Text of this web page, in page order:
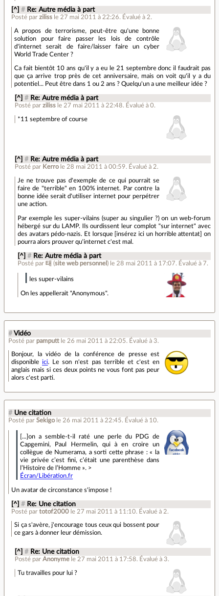
[^] # Re: Autre média à part
Posté parziliss le 27 mai 2011 à 22:26. Évalué à 2.
A propos de terrorisme, peut-être qu'une bonne
solution pour faire passer les lois de contrôle
d'internet serait de faire/laisser faire un cyber
World Trade Center ?
Ca fait bientôt 10 ans qu'il y a eu le 21 septembre donc il faudrait pas
que ça arrive trop près de cet anniversaire, mais on voit qu'il y a du
potentiel... Peut être dans 1 ou 2 ans ? Quelqu'un a une meilleur idée ?
[^] # Re: Autre média à part
Posté par ziliss le 27 mai 2011 à 22:48. Évalué à 0.
*11 septembre of course
[^] # Re: Autre média à part
Posté par Kerro le 28 mai 2011 à 00:59. Évalué à 2.
Je ne trouve pas d'exemple de ce qui pourrait se
faire de "terrible" en 100% internet. Par contre la
bonne idée serait d'utiliser internet pour perpétrer
une action.
Par exemple les super-vilains (super au singulier ?) on un web-forum
hébergé sur du LAMP. Ils ourdissent leur complot "sur internet" avec
des avatars pédo-nazis. Et lorsque [insérez ici un horrible attentat] on
pourra alors prouver qu'internet c'est mal.
[^] # Re: Autre média à part
Posté par 태 (site web personnel ) le 28 mai 2011 à 17:07. Évalué à7.
les super-vilains
On les appellerait "Anonymous".
# Vidéo
Posté par pamputt le 26 mai 2011 à 22:05. Évalué à 3.
Bonjour, la vidéo de la conférence de presse est
disponible ici. Le son n'est pas terrible et c'est en
anglais mais si ces deux points ne vous font pas peur
alors c'est parti.
# Une citation
Posté par Sekigo le 26 mai 2011 à 22:45. Évalué à 10.
[...]on a semble-t-il raté une perle du PDG de
Capgemini, Paul Hermelin, qui à en croire un
collègue de Numerama, a sorti cette phrase : « la
vie privée c’est fini, c’était une parenthèse dans
l’Histoire de l’Homme ». >
Écran/Libération.fr
Un avatar de circonstance s'impose !
[^] # Re: Une citation
Posté partotof2000 le 27 mai 2011 à 11:10. Évalué à 2.
Si ça s'avère, j'encourage tous ceux qui bossent pour
ce gars à donner leur démission.
[^] # Re: Une citation
Posté par Anonyme le 27 mai 2011 à 17:58.Évalué à 3.
Tu travailles pour lui ?